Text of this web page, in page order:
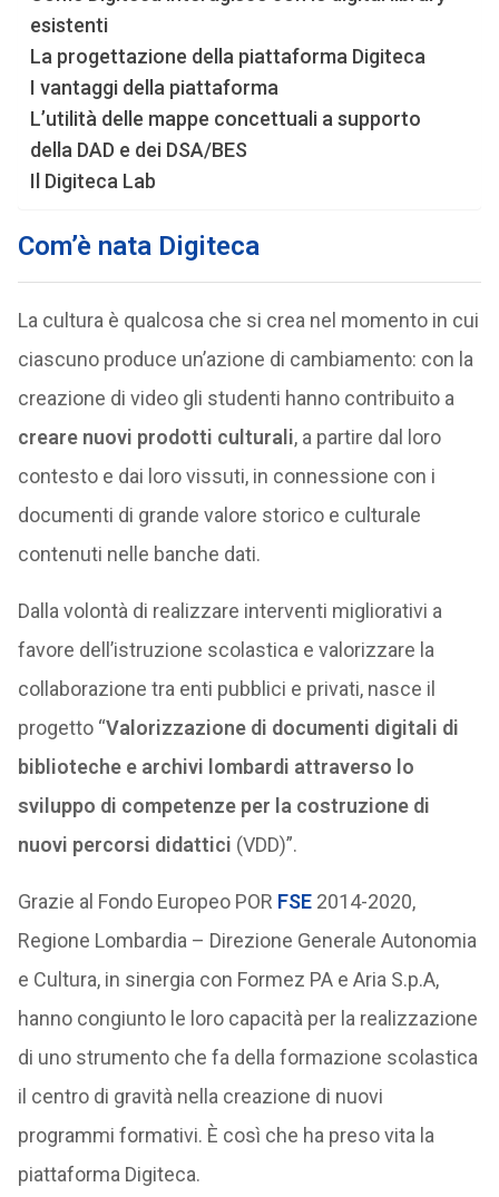
esistenti
La progettazione della piattaforma Digiteca
I vantaggi della piattaforma
L’utilità delle mappe concettuali a supporto
della DAD e dei DSA/BES
Il Digiteca Lab
Com’è nata Digiteca
La cultura è qualcosa che si crea nel momento in cui
ciascuno produce un’azione di cambiamento: con la
creazione di video gli studenti hanno contribuito a
creare nuovi prodotti culturali, a partire dal loro
contesto e dai loro vissuti, in connessione con i
documenti di grande valore storico e culturale
contenuti nelle banche dati.
Dalla volontà di realizzare interventi migliorativi a
favore dell’istruzione scolastica e valorizzare la
collaborazione tra enti pubblici e privati, nasce il
progetto “Valorizzazione di documenti digitali di
biblioteche e archivi lombardi attraverso lo
sviluppo di competenze per la costruzione di
nuovi percorsi didattici (VDD)”.
Grazie al Fondo Europeo POR FSE2014-2020,
Regione Lombardia – Direzione Generale Autonomia
e Cultura, in sinergia con Formez PA e Aria S.p.A,
hanno congiunto le loro capacità per la realizzazione
di uno strumento che fa della formazione scolastica
il centro di gravità nella creazione di nuovi
programmi formativi. È così che ha preso vita la
piattaforma Digiteca.